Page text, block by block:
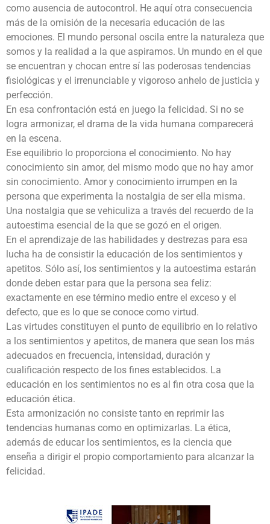
como ausencia de autocontrol. He aquí otra consecuencia
más de la omisión de la necesaria educación de las
emociones. El mundo personal oscila entre la naturaleza que
somos y la realidad a la que aspiramos. Un mundo en el que
se encuentran y chocan entre sí las poderosas tendencias
fisiológicas y el irrenunciable y vigoroso anhelo de justicia y
perfección.
En esa confrontación está en juego la felicidad. Si no se
logra armonizar, el drama de la vida humana comparecerá
en la escena.
Ese equilibrio lo proporciona el conocimiento. No hay
conocimiento sin amor, del mismo modo que no hay amor
sin conocimiento. Amor y conocimiento irrumpen en la
persona que experimenta la nostalgia de ser ella misma.
Una nostalgia que se vehiculiza a través del recuerdo de la
autoestima esencial de la que se gozó en el origen.
En el aprendizaje de las habilidades y destrezas para esa
lucha ha de consistir la educación de los sentimientos y
apetitos. Sólo así, los sentimientos y la autoestima estarán
donde deben estar para que la persona sea feliz:
exactamente en ese término medio entre el exceso y el
defecto, que es lo que se conoce como virtud.
Las virtudes constituyen el punto de equilibrio en lo relativo
a los sentimientos y apetitos, de manera que sean los más
adecuados en frecuencia, intensidad, duración y
cualificación respecto de los fines establecidos. La
educación en los sentimientos no es al fin otra cosa que la
educación ética.
Esta armonización no consiste tanto en reprimir las
tendencias humanas como en optimizarlas. La ética,
además de educar los sentimientos, es la ciencia que
enseña a dirigir el propio comportamiento para alcanzar la
felicidad.